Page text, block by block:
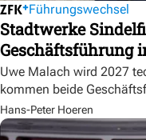
Führungswechsel
Stadtwerke
Geschäftsführung
Uwe Malach wird 2027
kommen beide
Hans-Peter Hoeren